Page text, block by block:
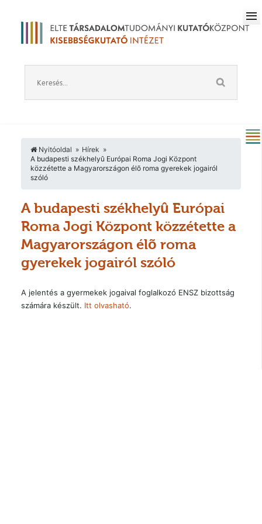
Nyitóoldal
Hírek
A budapesti székhelyû Európai Roma Jogi Központ
közzétette a Magyarországon élõ roma gyerekek jogairól
szóló
A budapesti székhelyû Európai
Roma Jogi Központ közzétette a
Magyarországon élõ roma
gyerekek jogairól szóló
A jelentés a gyermekek jogaival foglalkozó ENSZ bizottság
számára készült. Itt olvasható.